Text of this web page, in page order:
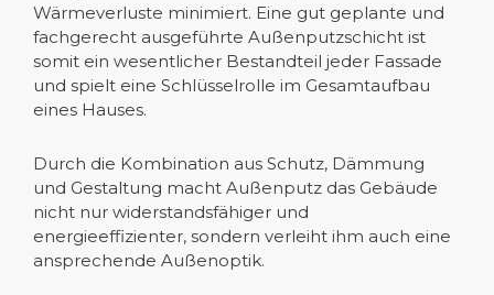
Wärmeverluste minimiert. Eine gut geplante und
fachgerecht ausgeführte Außenputzschicht ist
somit ein wesentlicher Bestandteil jeder Fassade
und spielt eine Schlüsselrolle im Gesamtaufbau
eines Hauses.
Durch die Kombination aus Schutz, Dämmung
und Gestaltung macht Außenputz das Gebäude
nicht nur widerstandsfähiger und
energieeffizienter, sondern verleiht ihm auch eine
ansprechende Außenoptik.